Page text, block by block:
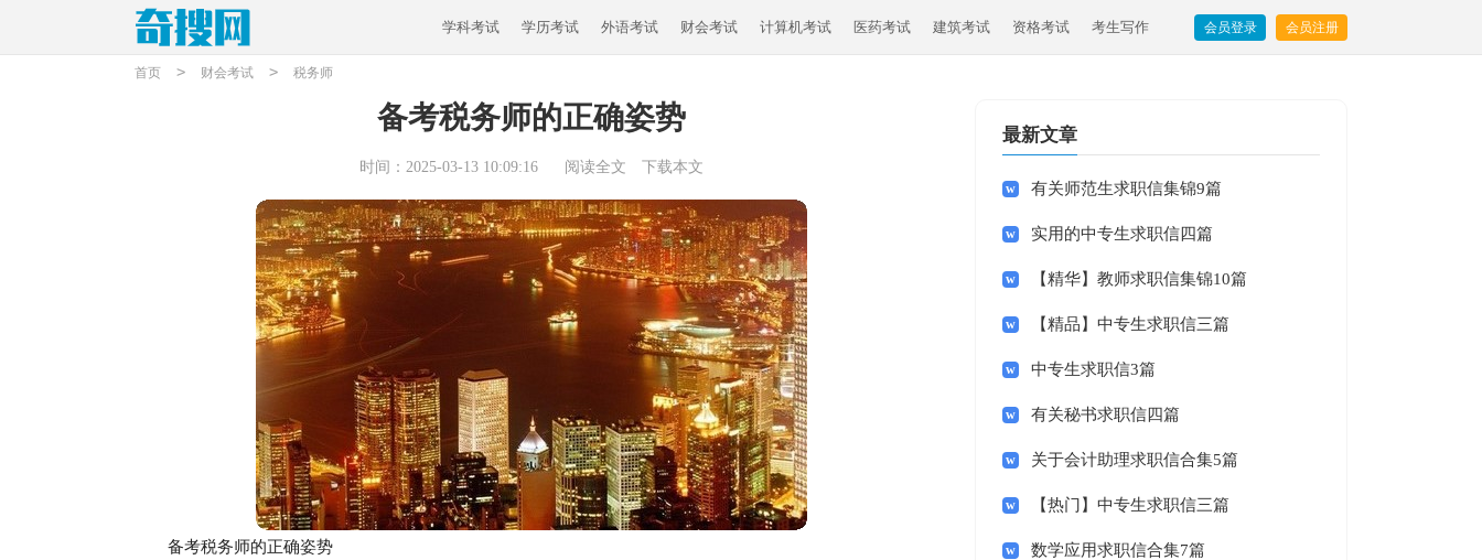
学科考试 学历考试 外语考试 财会考试 计算机考试 医药考试 建筑考试 资格考试 考生写作 会员登录 会员注册
首页 > 财会考试 > 税务师
备考税务师的正确姿势
时间：2025-03-13 10:09:16 阅读全文 下载本文
备考税务师的正确姿势
最新文章
有关师范生求职信集锦9篇
实用的中专生求职信四篇
【精华】教师求职信集锦10篇
【精品】中专生求职信三篇
中专生求职信3篇
有关秘书求职信四篇
关于会计助理求职信合集5篇
【热门】中专生求职信三篇
数学应用求职信合集7篇